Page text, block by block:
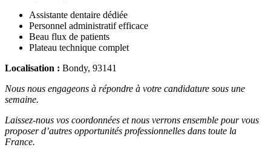
Assistante dentaire dédiée
Personnel administratif efficace
Beau flux de patients
Plateau technique complet
Localisation : Bondy, 93141
Nous nous engageons à répondre à votre candidature sous une
semaine.
Laissez-nous vos coordonnées et nous verrons ensemble pour vous
proposer d’autres opportunités professionnelles dans toute la
France.